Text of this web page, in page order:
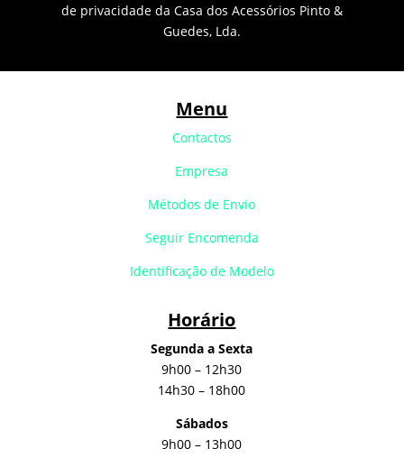
de privacidade da Casa dos Acessórios Pinto &
Guedes, Lda.
Menu
Contactos
Empresa
Métodos de Envio
Seguir Encomenda
Identificação de Modelo
Horário
Segunda a Sexta
9h00 – 12h30
14h30 – 18h00
Sábados
9h00 – 13h00